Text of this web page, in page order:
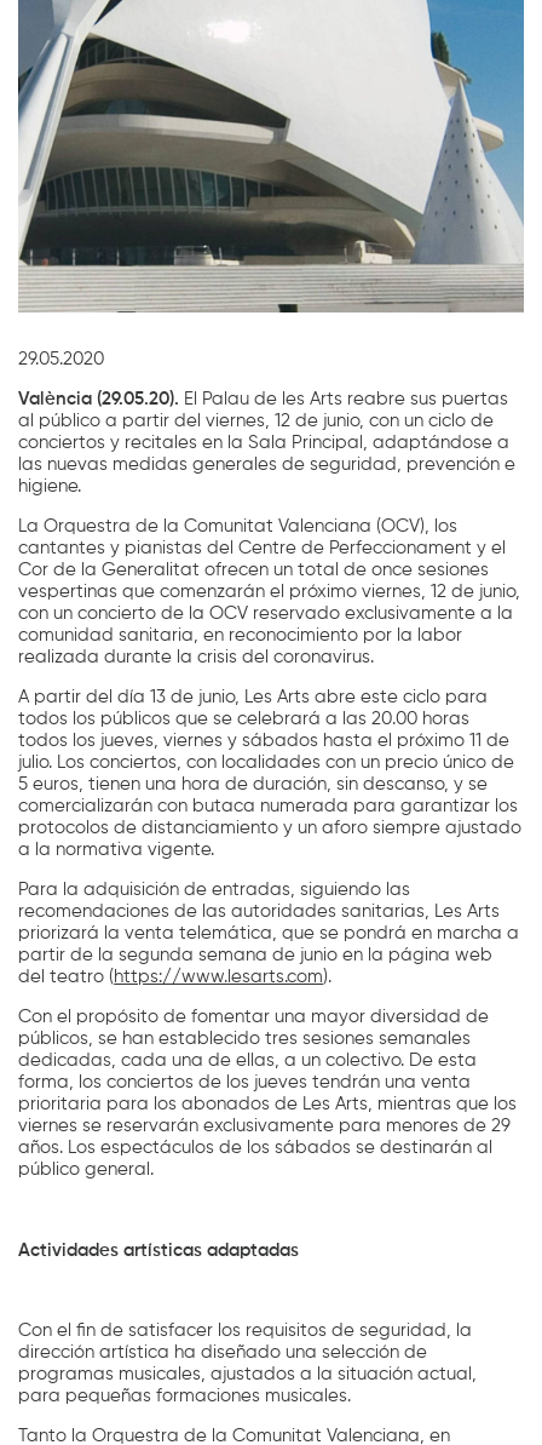
29.05.2020
València (29.05.20). El Palau de les Arts reabre sus puertas
al público a partir del viernes, 12 de junio, con un ciclo de
conciertos y recitales en la Sala Principal, adaptándose a
las nuevas medidas generales de seguridad, prevención e
higiene.
La Orquestra de la Comunitat Valenciana (OCV), los
cantantes y pianistas del Centre de Perfeccionament y el
Cor de la Generalitat ofrecen un total de once sesiones
vespertinas que comenzarán el próximo viernes, 12 de junio,
con un concierto de la OCV reservado exclusivamente a la
comunidad sanitaria, en reconocimiento por la labor
realizada durante la crisis del coronavirus.
A partir del día 13 de junio, Les Arts abre este ciclo para
todos los públicos que se celebrará a las 20.00 horas
todos los jueves, viernes y sábados hasta el próximo 11 de
julio. Los conciertos, con localidades con un precio único de
5 euros, tienen una hora de duración, sin descanso, y se
comercializarán con butaca numerada para garantizar los
protocolos de distanciamiento y un aforo siempre ajustado
a la normativa vigente.
Para la adquisición de entradas, siguiendo las
recomendaciones de las autoridades sanitarias, Les Arts
priorizará la venta telemática, que se pondrá en marcha a
partir de la segunda semana de junio en la página web
del teatro ( https://www.lesarts.com).
Con el propósito de fomentar una mayor diversidad de
públicos, se han establecido tres sesiones semanales
dedicadas, cada una de ellas, a un colectivo. De esta
forma, los conciertos de los jueves tendrán una venta
prioritaria para los abonados de Les Arts, mientras que los
viernes se reservarán exclusivamente para menores de 29
años. Los espectáculos de los sábados se destinarán al
público general.
Actividades artísticas adaptadas
Con el fin de satisfacer los requisitos de seguridad, la
dirección artística ha diseñado una selección de
programas musicales, ajustados a la situación actual,
para pequeñas formaciones musicales.
Tanto la Orquestra de la Comunitat Valenciana, en